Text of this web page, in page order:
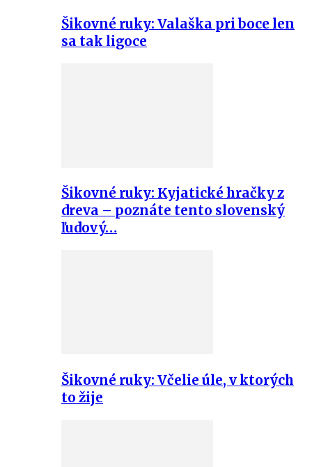
Šikovné ruky: Valaška pri boce len
sa tak ligoce
Šikovné ruky: Kyjatické hračky z
dreva – poznáte tento slovenský
ľudový…
Šikovné ruky: Včelie úle, v ktorých
to žije